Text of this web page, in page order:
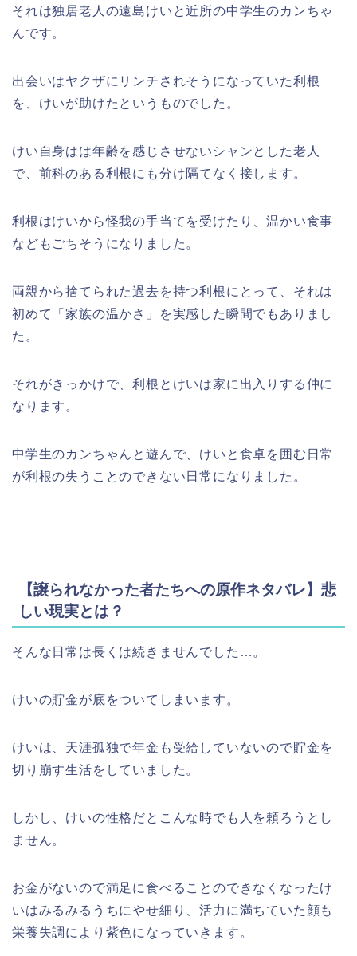
それは独居老人の遠島けいと近所の中学生のカンちゃ
んです。
出会いはヤクザにリンチされそうになっていた利根
を、けいが助けたというものでした。
けい自身はは年齢を感じさせないシャンとした老人
で、前科のある利根にも分け隔てなく接します。
利根はけいから怪我の手当てを受けたり、温かい食事
などもごちそうになりました。
両親から捨てられた過去を持つ利根にとって、それは
初めて「家族の温かさ」を実感した瞬間でもありまし
た。
それがきっかけで、利根とけいは家に出入りする仲に
なります。
中学生のカンちゃんと遊んで、けいと食卓を囲む日常
が利根の失うことのできない日常になりました。
【譲られなかった者たちへの原作ネタバレ】悲
しい現実とは？
そんな日常は長くは続きませんでした…。
けいの貯金が底をついてしまいます。
けいは、天涯孤独で年金も受給していないので貯金を
切り崩す生活をしていました。
しかし、けいの性格だとこんな時でも人を頼ろうとし
ません。
お金がないので満足に食べることのできなくなったけ
いはみるみるうちにやせ細り、活力に満ちていた顔も
栄養失調により紫色になっていきます。